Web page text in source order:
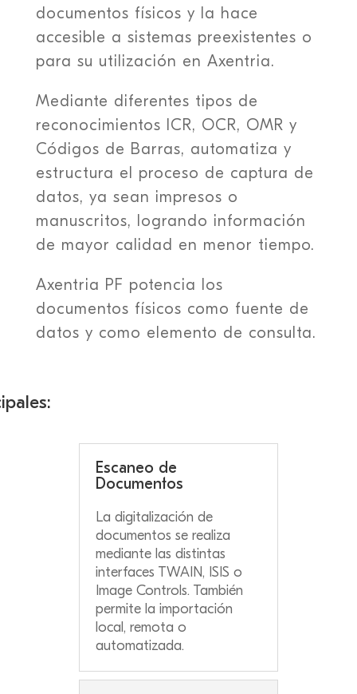
documentos físicos y la hace
accesible a sistemas preexistentes o
para su utilización en Axentria.
Mediante diferentes tipos de
reconocimientos ICR, OCR, OMR y
Códigos de Barras, automatiza y
estructura el proceso de captura de
datos, ya sean impresos o
manuscritos, logrando información
de mayor calidad en menor tiempo.
Axentria PF potencia los
documentos físicos como fuente de
datos y como elemento de consulta.
Escaneo de
Documentos
La digitalización de
documentos se realiza
mediante las distintas
interfaces TWAIN, ISIS o
Image Controls. También
permite la importación
local, remota o
automatizada.